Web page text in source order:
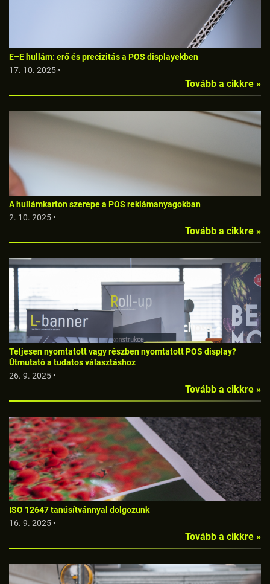
E–E hullám: erő és precizitás a POS displayekben
17. 10. 2025 •
Tovább a cikkre »
A hullámkarton szerepe a POS reklámanyagokban
2. 10. 2025 •
Tovább a cikkre »
Teljesen nyomtatott vagy részben nyomtatott POS display?
Útmutató a tudatos választáshoz
26. 9. 2025 •
Tovább a cikkre »
ISO 12647 tanúsítvánnyal dolgozunk
16. 9. 2025 •
Tovább a cikkre »